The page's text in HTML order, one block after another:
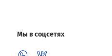
Мы в соцсетях